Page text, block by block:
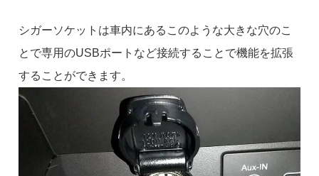
シガーソケットは車内にあるこのような大きな穴のこ
とで専用のUSBポートなど接続することで機能を拡張
することができます。